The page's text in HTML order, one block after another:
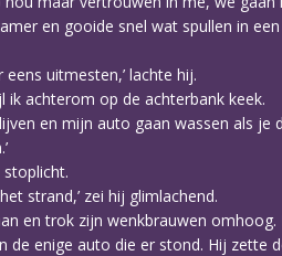
en gooide snel wat spullen in
eens uitmesten,’ lachte hij.
ik achterom op de achterbank keek.
en mijn auto gaan wassen als je
strand,’ zei hij glimlachend.
en trok zijn wenkbrauwen
de enige auto die er stond. Hij